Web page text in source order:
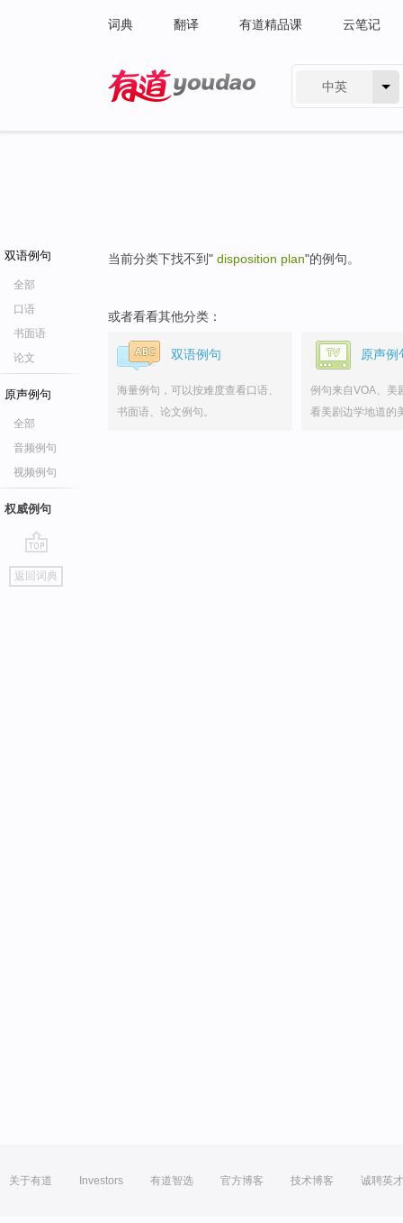
词典 翻译 有道精品课 云笔记
中英
双语例句
全部
口语
书面语
论文
原声例句
全部
音频例句
视频例句
权威例句
go
top
返回词典
当前分类下找不到" disposition plan"的例句。
或者看看其他分类：
双语例句
海量例句，可以按难度查看口语、
书面语、论文例句。
原声例
例句来自VOA、美
看美剧边学地道的
关于有道 Investors 有道智选 官方博客 技术博客 诚聘英才